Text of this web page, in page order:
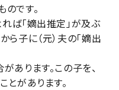
です。
「嫡出推定」が及ぶ
ら子に（元）夫の「嫡出
ります。この子を、
とがあります。